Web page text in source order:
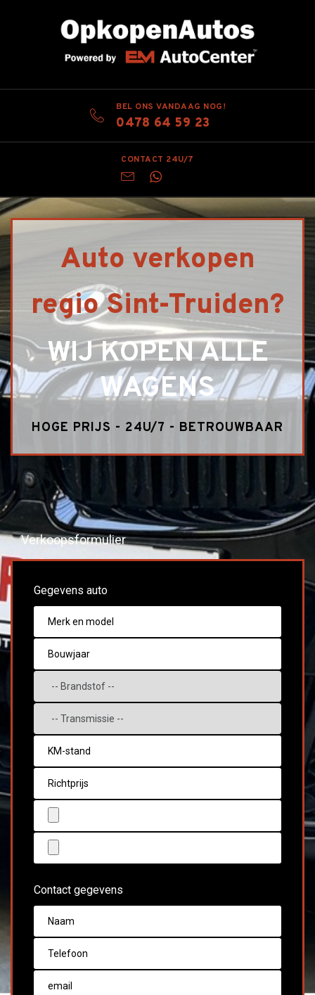
BEL ONS VANDAAG NOG!
0478 64 59 23
CONTACT 24U/7
Auto verkopen
regio Sint-Truiden?
WIJ KOPEN ALLE
WAGENS
HOGE PRIJS - 24U/7 - BETROUWBAAR
Verkoopsformulier
Gegevens auto
Contact gegevens